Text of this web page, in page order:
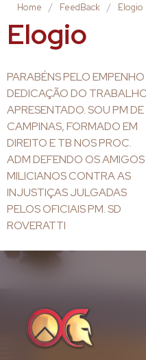
Home / FeedBack / Elogio
Elogio
PARABÉNS PELO EMPENHO
DEDICAÇÃO DO
APRESENTADO. SOU PM DE
CAMPINAS, FORMADO EM
DIREITO E TB NOS PROC.
ADM DEFENDO OS AMIGOS
MILICIANOS CONTRA AS
INJUSTIÇAS JULGADAS
PELOS OFICIAIS PM. SD
ROVERATTI